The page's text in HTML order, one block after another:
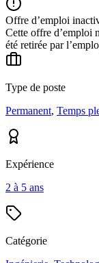
Offre d’emploi
Cette offre d’emploi
été retirée par
Type de poste
Permanent, Temps
Expérience
2 à 5 ans
Catégorie